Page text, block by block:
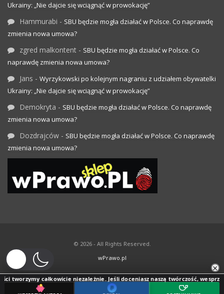
Ukrainy: „Nie dajcie się wciągnąć w prowokację”
Hammurabi - SBU będzie mogła działać w Polsce. Co naprawdę
zmienia nowa umowa?
zgred malkontent - SBU będzie mogła działać w Polsce. Co
naprawdę zmienia nowa umowa?
Jans - Wyrzykowski po kolejnym nagraniu z udziałem obywatelki
Ukrainy: „Nie dajcie się wciągnąć w prowokację”
Demokryta - SBU będzie mogła działać w Polsce. Co naprawdę
zmienia nowa umowa?
Dozdrajców - SBU będzie mogła działać w Polsce. Co naprawdę
zmienia nowa umowa?
© 2026 - All Rights Reserved.
wPrawo.pl
×
tworzymy całkowicie niezależnie. Jeśli doceniasz naszą twórczość, wesprzyj